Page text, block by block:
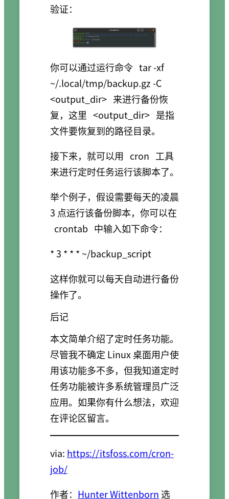
验证：
你可以通过运行命令 tar -xf
~/.local/tmp/backup.gz -C
<output_dir> 来进行备份恢
复，这里 <output_dir> 是指
文件要恢复到的路径目录。
接下来，就可以用 cron 工具
来进行定时任务运行该脚本了。
举个例子，假设需要每天的凌晨
3 点运行该备份脚本，你可以在
crontab 中输入如下命令：
这样你就可以每天自动进行备份
操作了。
后记
本文简单介绍了定时任务功能。
尽管我不确定 Linux 桌面用户使
用该功能多不多，但我知道定时
任务功能被许多系统管理员广泛
应用。如果你有什么想法，欢迎
在评论区留言。
via: https://itsfoss.com/cron-
job/
作者： Hunter Wittenborn 选